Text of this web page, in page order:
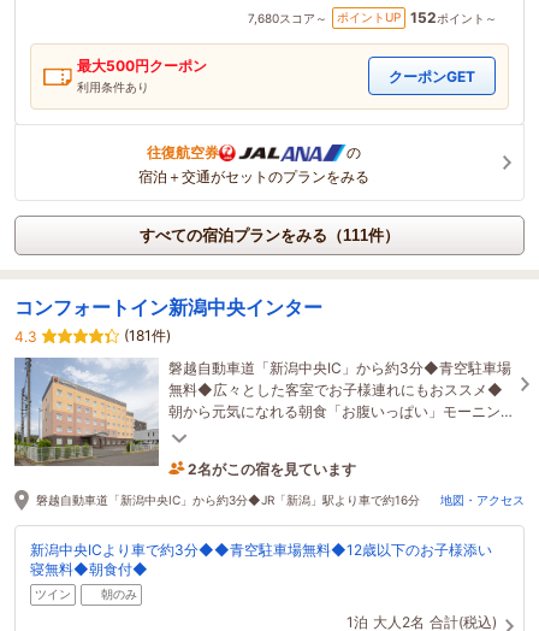
7,680スコア～ ポイントUP 152ポイント～
最大500円クーポン
利用条件あり
クーポンGET
往復航空券
の
宿泊＋交通がセットのプランをみる
すべての宿泊プランをみる（111件）
コンフォートイン新潟中央インター
4.3
(181件)
磐越自動車道「新潟中央IC」から約3分◆青空駐車場
無料◆広々とした客室でお子様連れにもおススメ◆
朝から元気になれる朝食「お腹いっぱい」モーニン
グ◆12歳まで添い寝無料
2名がこの宿を見ています
1時間前に予約されました
磐越自動車道「新潟中央IC」から約3分◆JR「新潟」駅より車で約16分 地図・アクセス
新潟中央ICより車で約3分◆◆青空駐車場無料◆12歳以下のお子様添い
寝無料◆朝食付◆
ツイン 朝のみ
1泊 大人2名 合計(税込)